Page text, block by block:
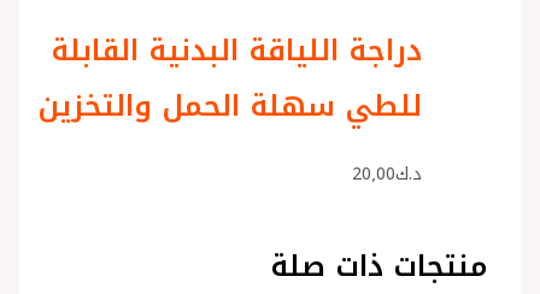
دراجة اللياقة البدنية القابلة
للطي سهلة الحمل والتخزين
د.ك20٫00
منتجات ذات صلة